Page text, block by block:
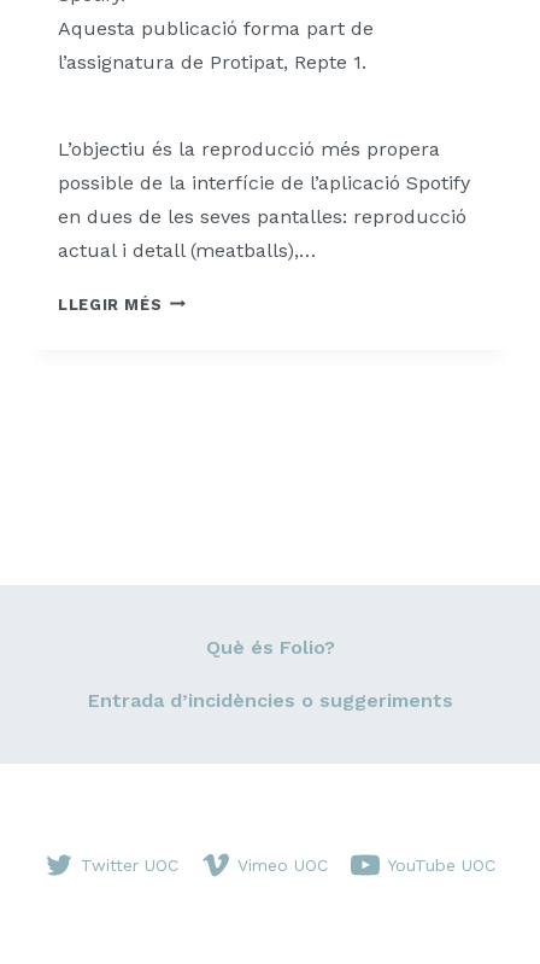
Aquesta publicació forma part de
l’assignatura de Protipat, Repte 1.
L’objectiu és la reproducció més propera
possible de la interfície de l’aplicació Spotify
en dues de les seves pantalles: reproducció
actual i detall (meatballs),…
LLEGIR MÉS PROTOTIPAT:
Què és Folio?
Entrada d’incidències o suggeriments
Twitter UOC Vimeo UOC YouTube UOC